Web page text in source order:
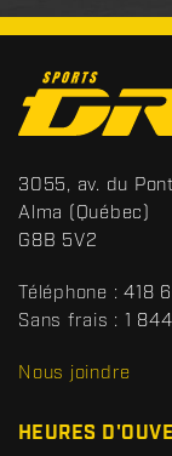
o
n
t
a
c
t
S
p
o
t
s
R
3055, av. du
Alma (Québec)
G8B 5V2
Téléphone : 418
Sans frais : 1
Nous joindre
HEURES